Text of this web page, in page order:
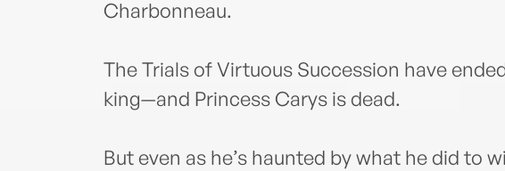
Charbonneau.
The Trials of Virtuous Succession have
king—and Princess Carys is dead.
But even as he’s haunted by what he did to